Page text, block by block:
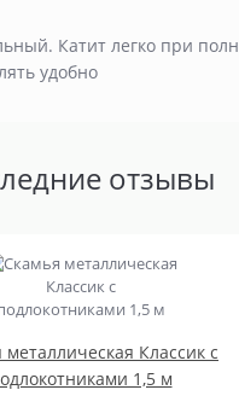
Катит легко при
удобно
отзывы
металлическая Классик с
1,5 м